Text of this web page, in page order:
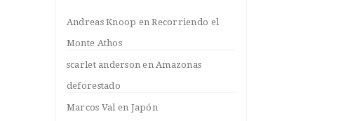
Andreas Knoop enRecorriendo el
Monte Athos
scarlet anderson enAmazonas
deforestado
Marcos Valen Japón